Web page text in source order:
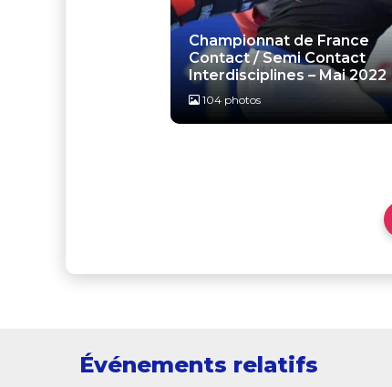
Championnat de France
Contact / Semi Contact
Interdisciplines – Mai 2022
104 photos
Événements relatifs